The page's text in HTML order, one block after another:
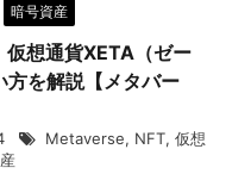
暗号資産
仮想通貨XETA（ゼー
方を解説【メタバー
Metaverse, NFT, 仮想